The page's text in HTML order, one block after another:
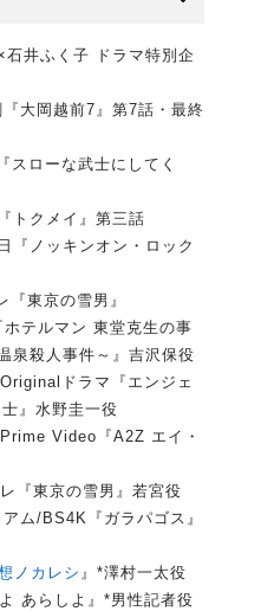
石井ふく子 ドラマ特別企
大岡越前7』第7話・最終
スローな武士にしてく
トクメイ』第三話
『ノッキンオン・ロック
『東京の雪男』
テルマン 東堂克生の事
泉殺人事件～』吉沢保役
ドラマ『エンジェ
』水野圭一役
Video『A2Z エイ・
『東京の雪男』若宮役
ム/BS4K『ガラパゴス』
ノカレシ』*澤村一太役
あらしよ』*男性記者役